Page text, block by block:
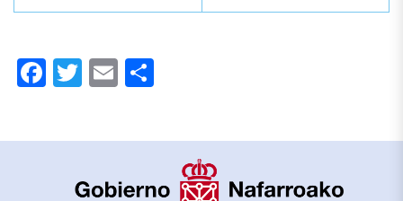
Facebook
Twitter
Email